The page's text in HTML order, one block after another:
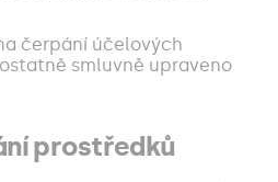
čerpání účelových
smluvně upraveno
prostředků